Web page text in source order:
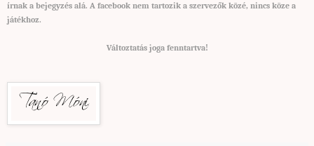
írnak a bejegyzés alá. A facebook nem tartozik a szervezők közé, nincs köze a
játékhoz.
Változtatás joga fenntartva!